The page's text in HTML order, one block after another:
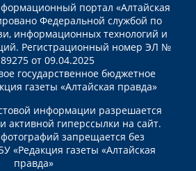
портал «Алтайская
Федеральной службой по
информационных технологий и
Регистрационный номер ЭЛ №
от 09.04.2025
государственное бюджетное
газеты «Алтайская правда»
информации разрешается
активной гиперссылки на сайт.
запрещается без
«Редакция газеты «Алтайская
правда»